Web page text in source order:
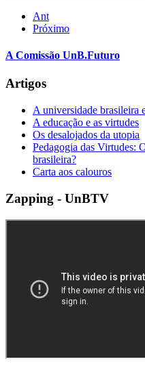
Ant
Próximo
A Comissão UnB.Futuro
Artigos
A universidade brasileira
A educação e as virtudes
Os desalojados da utopia
Pedagogia das Virtudes:
brasileira?
Carta aos calouros
Zapping - UnBTV